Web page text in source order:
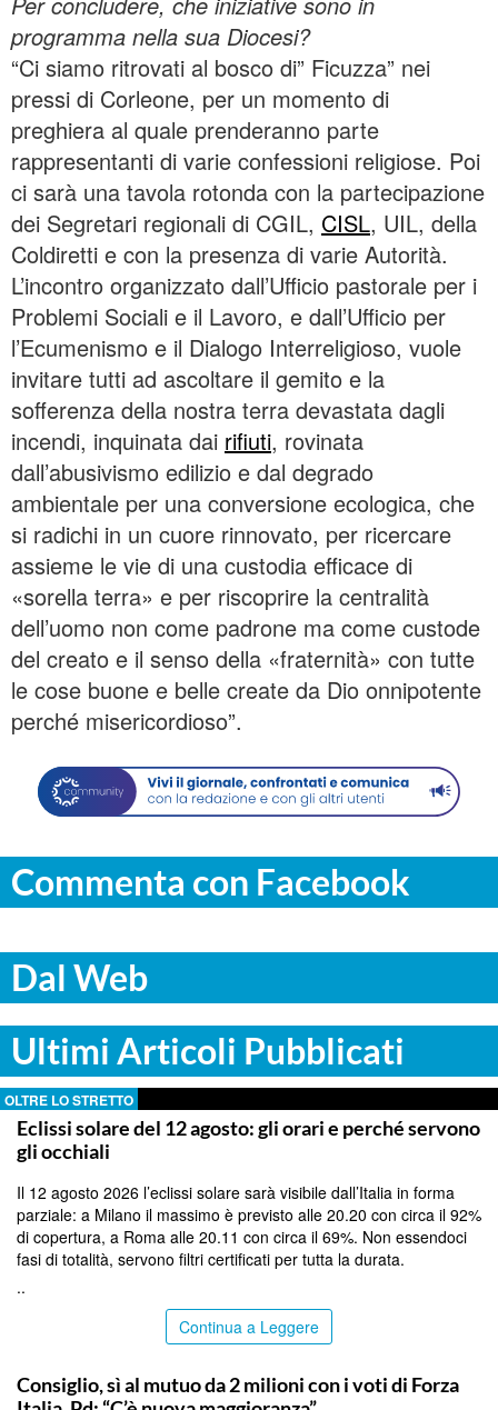
programma nella sua Diocesi?
“Ci siamo ritrovati al bosco di” Ficuzza” nei
pressi di Corleone, per un momento di
preghiera al quale prenderanno parte
rappresentanti di varie confessioni religiose. Poi
ci sarà una tavola rotonda con la partecipazione
dei Segretari regionali di CGIL, CISL, UIL, della
Coldiretti e con la presenza di varie Autorità.
L’incontro organizzato dall’Ufficio pastorale per i
Problemi Sociali e il Lavoro, e dall’Ufficio per
l’Ecumenismo e il Dialogo Interreligioso, vuole
invitare tutti ad ascoltare il gemito e la
sofferenza della nostra terra devastata dagli
incendi, inquinata dai rifiuti, rovinata
dall’abusivismo edilizio e dal degrado
ambientale per una conversione ecologica, che
si radichi in un cuore rinnovato, per ricercare
assieme le vie di una custodia efficace di
«sorella terra» e per riscoprire la centralità
dell’uomo non come padrone ma come custode
del creato e il senso della «fraternità» con tutte
le cose buone e belle create da Dio onnipotente
perché misericordioso”.
Commenta con Facebook
Dal Web
Ultimi Articoli Pubblicati
OLTRE LO STRETTO
Eclissi solare del 12 agosto: gli orari e perché servono
gli occhiali
Il 12 agosto 2026 l’eclissi solare sarà visibile dall’Italia in forma
parziale: a Milano il massimo è previsto alle 20.20 con circa il 92%
di copertura, a Roma alle 20.11 con circa il 69%. Non essendoci
fasi di totalità, servono filtri certificati per tutta la durata.
..
Continua a Leggere
Consiglio, sì al mutuo da 2 milioni con i voti di Forza